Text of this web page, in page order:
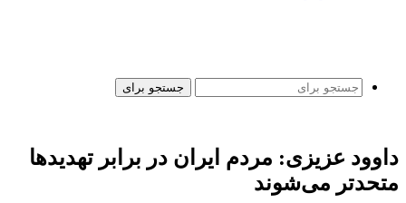
جستجو برای
داوود عزیزی: مردم ایران در برابر تهدیدها
متحدتر می‌شوند